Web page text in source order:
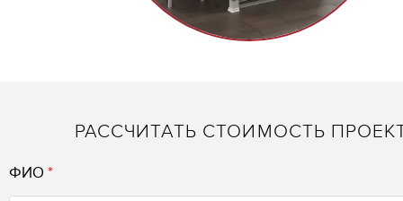
РАССЧИТАТЬ СТОИМОСТЬ
ФИО *